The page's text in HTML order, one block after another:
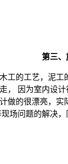
第三
工的工艺，泥
， 因为室内设
做的很漂亮，
场问题的解决